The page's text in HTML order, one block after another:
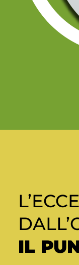
IL